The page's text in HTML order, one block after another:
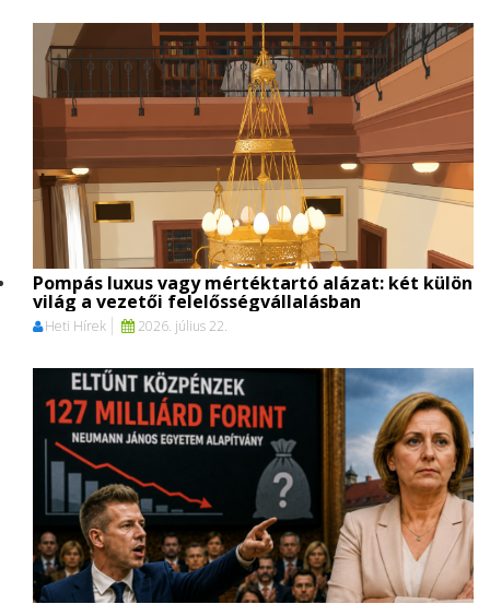
Pompás luxus vagy mértéktartó alázat: két külön
világ a vezetői felelősségvállalásban
Heti Hírek 2026. július 22.